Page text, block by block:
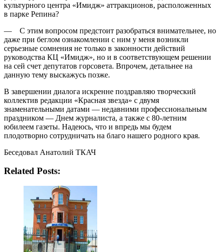
культурного центра «Имидж» аттракционов, расположенных
в парке Репина?
— С этим вопросом предстоит разобраться внимательнее, но
даже при беглом ознакомлении с ним у меня возникли
серьезные сомнения не только в законности действий
руководства КЦ «Имидж», но и в соответствующем решении
на сей счет депутатов горсовета. Впрочем, детальнее на
данную тему выскажусь позже.
В завершении диалога искренне поздравляю творческий
коллектив редакции «Красная звезда» с двумя
знаменательными датами — недавними профессиональным
праздником — Днем журналиста, а также с 80-летним
юбилеем газеты. Надеюсь, что и впредь мы будем
плодотворно сотрудничать на благо нашего родного края.
Беседовал Анатолий ТКАЧ
Related Posts: